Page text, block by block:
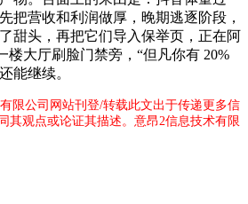
限公司网站刊登/转载此文出于传递更多信
其观点或论证其描述。意昂2信息技术有限